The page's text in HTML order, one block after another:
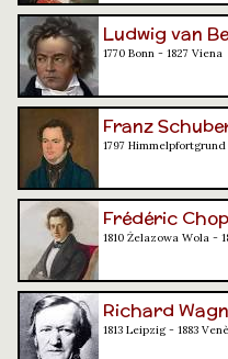
Ludwig van
1770 Bonn - 1827 Viena
Franz
1797
Frédéric
1810 Żelazowa Wola -
Richard
1813 Leipzig - 1883